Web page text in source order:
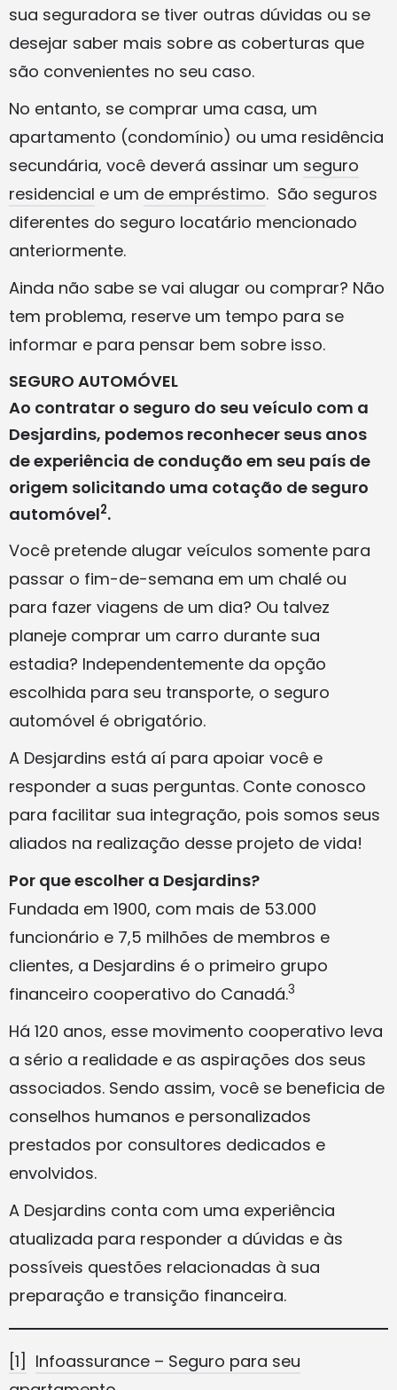
sua seguradora se tiver outras dúvidas ou se
desejar saber mais sobre as coberturas que
são convenientes no seu caso.
No entanto, se comprar uma casa, um
apartamento (condomínio) ou uma residência
secundária, você deverá assinar um seguro
residencial e um de empréstimo. São seguros
diferentes do seguro locatário mencionado
anteriormente.
Ainda não sabe se vai alugar ou comprar? Não
tem problema, reserve um tempo para se
informar e para pensar bem sobre isso.
SEGURO AUTOMÓVEL
Ao contratar o seguro do seu veículo com a
Desjardins, podemos reconhecer seus anos
de experiência de condução em seu país de
origem solicitando uma cotação de seguro
automóvel2.
Você pretende alugar veículos somente para
passar o fim-de-semana em um chalé ou
para fazer viagens de um dia? Ou talvez
planeje comprar um carro durante sua
estadia? Independentemente da opção
escolhida para seu transporte, o seguro
automóvel é obrigatório.
A Desjardins está aí para apoiar você e
responder a suas perguntas. Conte conosco
para facilitar sua integração, pois somos seus
aliados na realização desse projeto de vida!
Por que escolher a Desjardins?
Fundada em 1900, com mais de 53.000
funcionário e 7,5 milhões de membros e
clientes, a Desjardins é o primeiro grupo
financeiro cooperativo do Canadá.3
Há 120 anos, esse movimento cooperativo leva
a sério a realidade e as aspirações dos seus
associados. Sendo assim, você se beneficia de
conselhos humanos e personalizados
prestados por consultores dedicados e
envolvidos.
A Desjardins conta com uma experiência
atualizada para responder a dúvidas e às
possíveis questões relacionadas à sua
preparação e transição financeira.
[1] Infoassurance – Seguro para seu